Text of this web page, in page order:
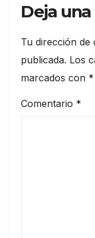
Deja
Tu dirección
publicada. Los
marcados con *
Comentario *